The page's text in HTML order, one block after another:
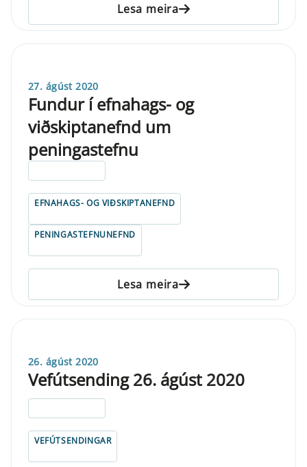
Lesa meira
27. ágúst 2020
Fundur í efnahags- og
viðskiptanefnd um
peningastefnu
EFNAHAGS- OG VIÐSKIPTANEFND
PENINGASTEFNUNEFND
Lesa meira
26. ágúst 2020
Vefútsending 26. ágúst 2020
VEFÚTSENDINGAR